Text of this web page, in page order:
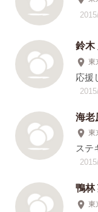
鈴木
東
応援
海老
東
ステ
鴨林
東